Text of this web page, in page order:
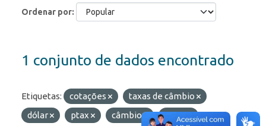
Ordenar por
1 conjunto de dados encontrado
Etiquetas: cotações
taxas de câmbio
dólar
ptax câmbio
taxas